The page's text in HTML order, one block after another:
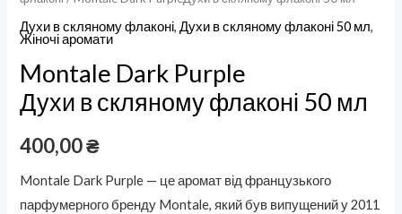
Духи в скляному флаконі,Духи в скляному флаконі 50 мл,
Жіночі аромати
Montale Dark Purple
Духи в скляному флаконі 50 мл
400,00₴
Montale Dark Purple — це аромат від французького
парфумерного бренду Montale, який був випущений у 2011